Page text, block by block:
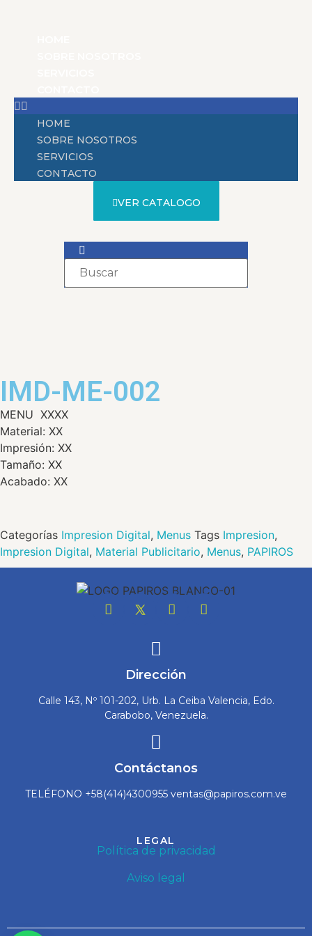
HOME
SOBRE NOSOTROS
SERVICIOS
CONTACTO
VER CATALOGO
IMD-ME-002
MENU XXXX
Material: XX
Impresión: XX
Tamaño: XX
Acabado: XX
Categorías Impresion Digital, Menus Tags Impresion,
Impresion Digital, Material Publicitario, Menus, PAPIROS
Dirección
Calle 143, Nº 101-202, Urb. La Ceiba Valencia, Edo.
Carabobo, Venezuela.
Contáctanos
TELÉFONO +58(414)4300955 ventas@papiros.com.ve
LEGAL
Política de privacidad
Aviso legal